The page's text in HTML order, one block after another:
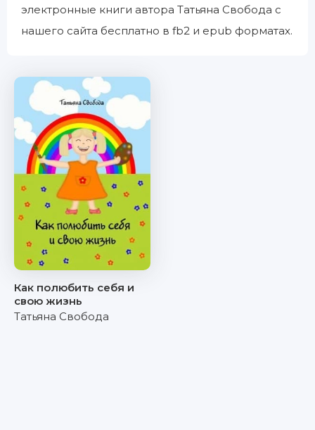
электронные книги автора Татьяна Свобода с
нашего сайта бесплатно в fb2 и epub форматах.
Как полюбить себя и
свою жизнь
Татьяна Свобода